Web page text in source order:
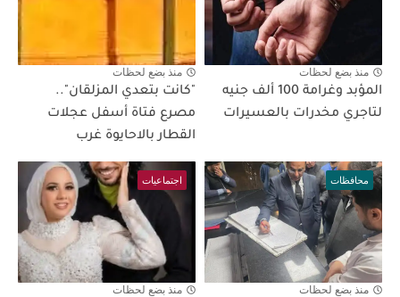
منذ بضع لحظات
المؤبد وغرامة 100 ألف جنيه
لتاجري مخدرات بالعسيرات
منذ بضع لحظات
"كانت بتعدي المزلقان"..
مصرع فتاة أسفل عجلات
القطار بالاحايوة غرب
محافظات
منذ بضع لحظات
اجتماعيات
منذ بضع لحظات